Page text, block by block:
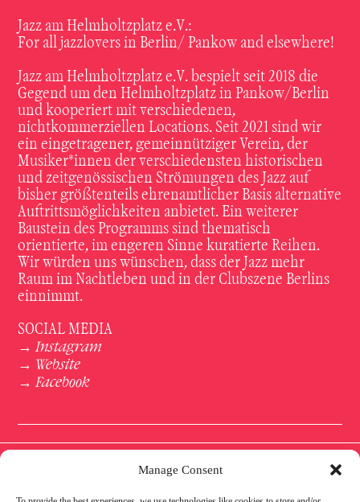
Manage Consent
Jazz am Helmholtzplatz e.V.:
For all jazzlovers in Berlin/ Pankow and elsewhere!
Jazz am Helmholtzplatz e.V. bespielt seit 2018 die
Gegend um den Helmholtzplatz in Pankow/Berlin
und kooperiert mit verschiedenen,
nichtkommerziellen Locations. Seit 2021 sind wir
ein eingetragener, gemeinnütziger Verein, der
Musiker*innen der verschiedensten historischen
und zeitgenössischen Strömungen des Jazz auf
bisher größtenteils ehrenamtlicher Basis alternative
Auftrittsmöglichkeiten anbietet. Ein weiterer
Baustein des Programms sind thematisch
orientierte, im engeren Sinne kuratierte Reihen.
Wir würden uns wünschen, dass der Jazz mehr
Raum im Nachtleben und in der Clubszene Berlins
einnimmt.
SOCIAL MEDIA
→Instagram
→ Website
→Facebook